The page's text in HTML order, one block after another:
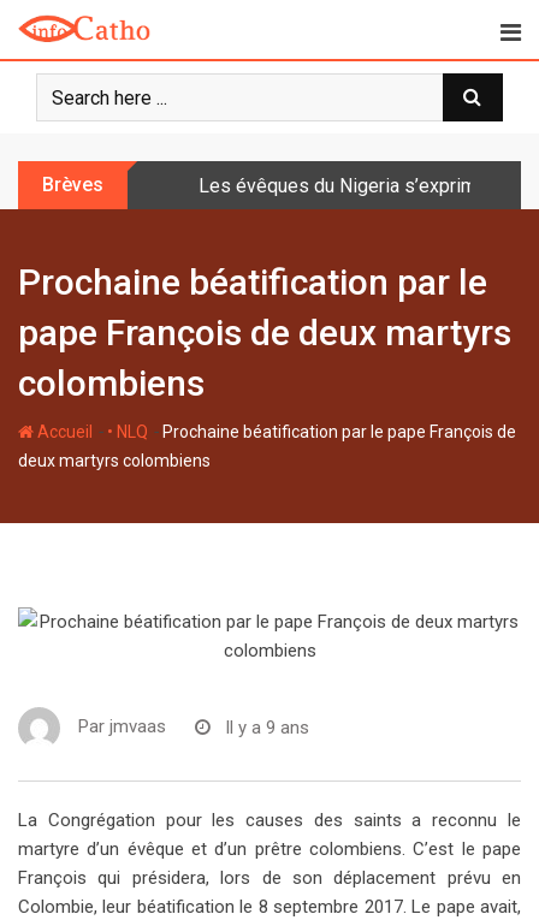
o
Brèves Les évêques du Nigeria s’expriment
Prochaine béatification par le
pape François de deux martyrs
colombiens
Accueil - • NLQ - Prochaine béatification par le pape François de
deux martyrs colombiens
Par jmvaas Il y a 9 ans
La Congrégation pour les causes des saints a reconnu le
martyre d’un évêque et d’un prêtre colombiens. C’est le pape
François qui présidera, lors de son déplacement prévu en
Colombie, leur béatification le 8 septembre 2017. Le pape avait,